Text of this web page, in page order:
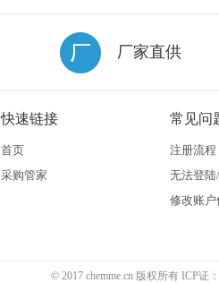
厂家直供
快速链接
首页
采购管家
常见问
注册流程
无法登
修改账户
© 2017 chemme.cn 版权所有 ICP证：